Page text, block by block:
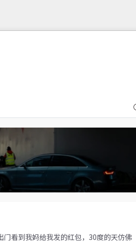
看到我妈给我发的红包，30度的天仿佛